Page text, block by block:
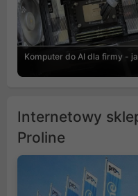
Komputer do AI dla firmy -
Internetowy
Proline